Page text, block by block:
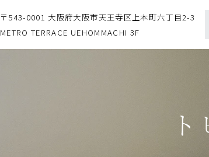
〒543-0001 大阪府大阪市天王寺区上本町六丁目2-3
METRO TERRACE UEHOMMACHI 3F